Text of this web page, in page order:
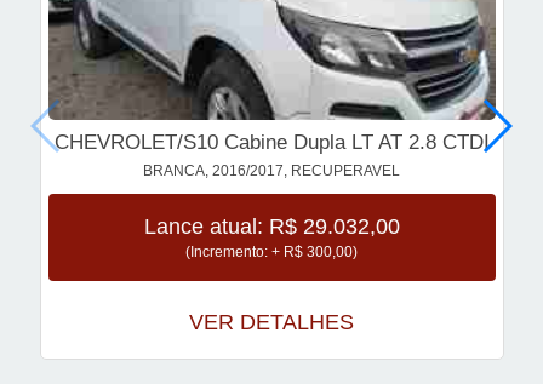
CHEVROLET/S10 Cabine Dupla LT AT 2.8 CTDI
BRANCA, 2016/2017, RECUPERAVEL
Lance atual: R$ 29.032,00
(Incremento: + R$ 300,00)
VER DETALHES